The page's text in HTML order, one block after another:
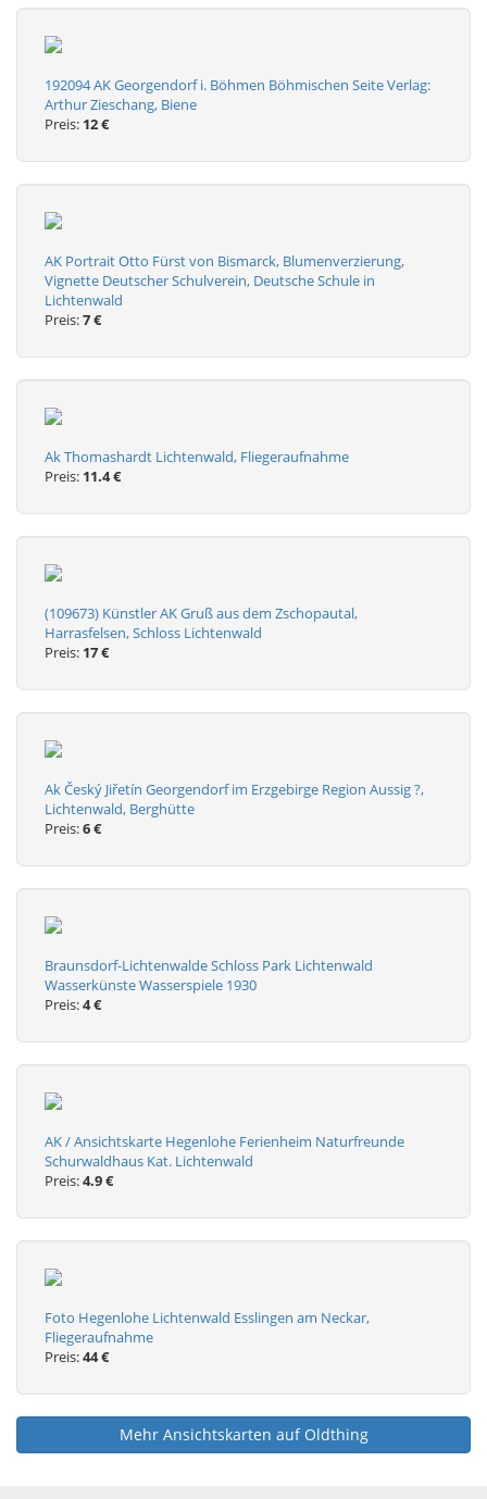
192094 AK Georgendorf i. Böhmen Böhmischen Seite Verlag:
Arthur Zieschang, Biene
Preis: 12 €
AK Portrait Otto Fürst von Bismarck, Blumenverzierung,
Vignette Deutscher Schulverein, Deutsche Schule in
Lichtenwald
Preis:7 €
Ak Thomashardt Lichtenwald, Fliegeraufnahme
Preis: 11.4 €
(109673) Künstler AK Gruß aus dem Zschopautal,
Harrasfelsen, Schloss Lichtenwald
Preis: 17 €
Ak Český Jiřetín Georgendorf im Erzgebirge Region Aussig ?,
Lichtenwald, Berghütte
Preis:6 €
Braunsdorf-Lichtenwalde Schloss Park Lichtenwald
Wasserkünste Wasserspiele 1930
Preis:4 €
AK / Ansichtskarte Hegenlohe Ferienheim Naturfreunde
Schurwaldhaus Kat. Lichtenwald
Preis:4.9 €
Foto Hegenlohe Lichtenwald Esslingen am Neckar,
Fliegeraufnahme
Preis:44 €
Mehr Ansichtskarten auf Oldthing